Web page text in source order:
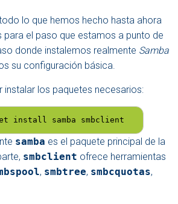
lo que hemos hecho hasta ahora
para el paso que estamos a punto de
donde instalemos realmente Samba
su configuración básica.
instalar los paquetes necesarios:
install samba smbclient
samba es el paquete principal de la
smbclient ofrece herramientas
, smbtree, smbcquotas,